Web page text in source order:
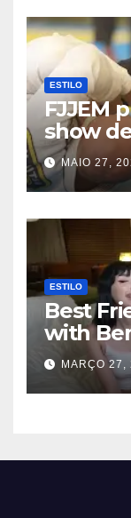
ESTILO
FJJEM
show
evento
MAIO 27,
ESTILO
Best
with
MARÇO 27,